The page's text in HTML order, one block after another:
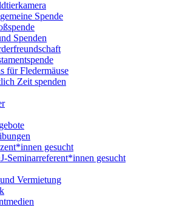
Spende
Spenden
für Fledermäuse
Zeit spenden
gesucht
Seminarreferent*innen gesucht
Vermietung